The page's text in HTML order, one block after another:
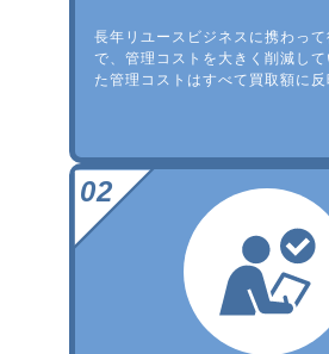
長年リユースビジネスに携わっ
で、管理コストを大きく削減し
た管理コストはすべて買取額に反